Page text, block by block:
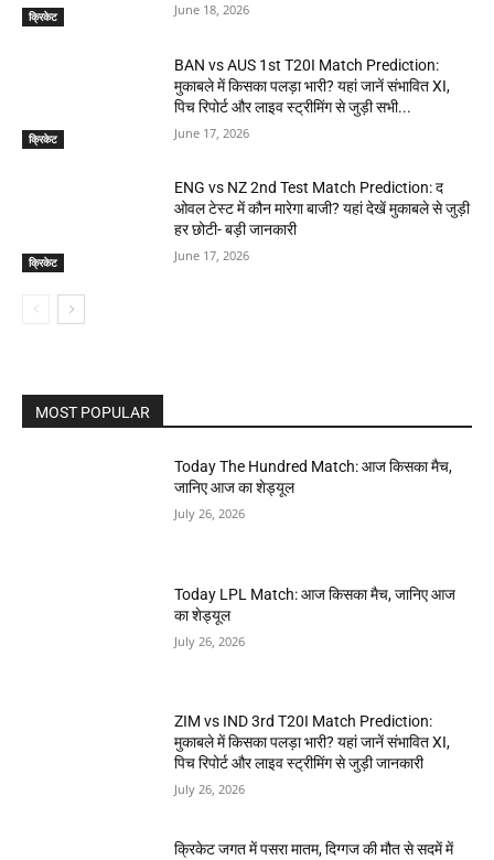
क्रिकेट June 18, 2026
क्रिकेट
BAN vs AUS 1st T20I Match Prediction:
मुकाबले में किसका पलड़ा भारी? यहां जानें संभावित XI,
पिच रिपोर्ट और लाइव स्ट्रीमिंग से जुड़ी सभी...
June 17, 2026
क्रिकेट
ENG vs NZ 2nd Test Match Prediction: द
ओवल टेस्ट में कौन मारेगा बाजी? यहां देखें मुकाबले से जुड़ी
हर छोटी- बड़ी जानकारी
June 17, 2026
MOST POPULAR
Today The Hundred Match: आज किसका मैच,
जानिए आज का शेड्यूल
July 26, 2026
Today LPL Match: आज किसका मैच, जानिए आज
का शेड्यूल
July 26, 2026
ZIM vs IND 3rd T20I Match Prediction:
मुकाबले में किसका पलड़ा भारी? यहां जानें संभावित XI,
पिच रिपोर्ट और लाइव स्ट्रीमिंग से जुड़ी जानकारी
July 26, 2026
क्रिकेट जगत में पसरा मातम, दिग्गज की मौत से सदमें में